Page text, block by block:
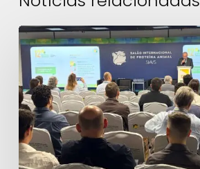
12º
Diálogo
Técnico
debate
eficiência
nutricional
e